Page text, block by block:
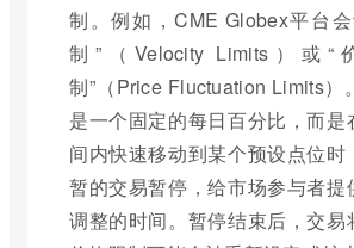
制。例如，CME Globex平台
制”（Velocity Limits）或“
制”（Price Fluctuation Limits）
是一个固定的每日百分比，而是
间内快速移动到某个预设点位时
暂的交易暂停，给市场参与者提
调整的时间。暂停结束后，交易